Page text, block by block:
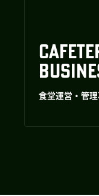
食堂運営・管